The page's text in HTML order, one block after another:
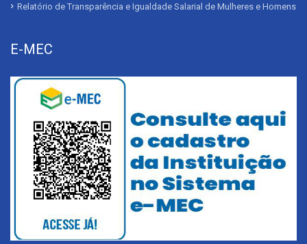
Relatório de Transparência e Igualdade Salarial de Mulheres e Homens
E-MEC